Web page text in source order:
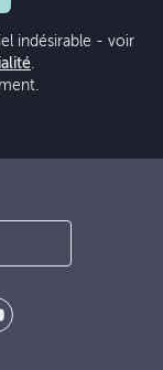
indésirable - voir
.